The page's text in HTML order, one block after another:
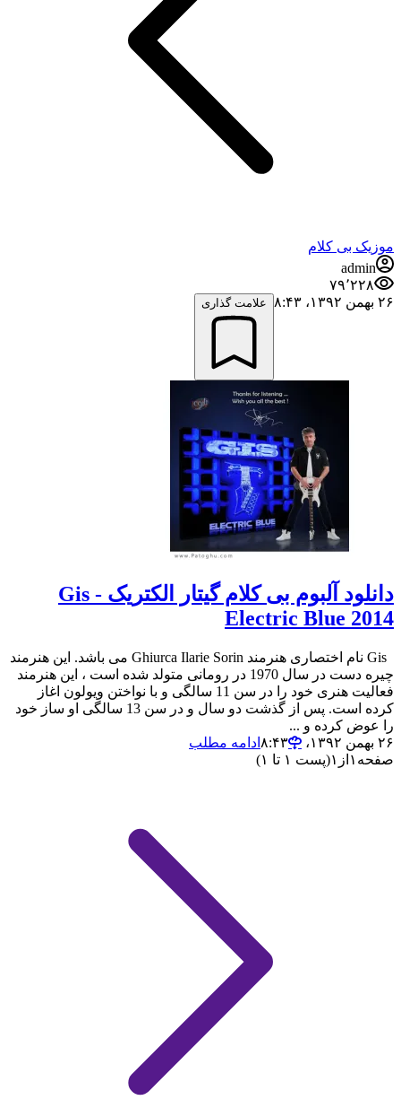
موزیک بی کلام
admin
۷۹٬۲۲۸
۲۶ بهمن ۱۳۹۲،‏ ۸:۴۳
علامت گذاری
دانلود آلبوم بی کلام گیتار الکتریک Gis -
Electric Blue 2014
Gis نام اختصاری هنرمند Ghiurca Ilarie Sorin می باشد. این هنرمند
چیره دست در سال 1970 در رومانی متولد شده است ، این هنرمند
فعالیت هنری خود را در سن 11 سالگی و با نواختن ویولون اغاز
کرده است. پس از گذشت دو سال و در سن 13 سالگی او ساز خود
را عوض کرده و ...
۲۶ بهمن ۱۳۹۲،‏ ۸:۴۳
ادامه مطلب
صفحه ۱ از ۱(پست ۱ تا ۱)